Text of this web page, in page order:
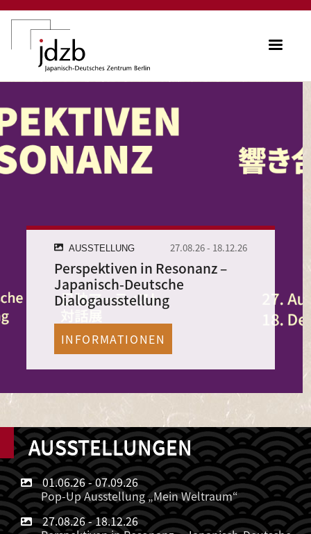
Direkt zum Inhalt
AUSSTELLUNG 27.08.26- 18.12.26
Perspektiven in Resonanz –
Japanisch-Deutsche
Dialogausstellung
INFORMATIONEN
AUSSTELLUNGEN
01.06.26-07.09.26
Pop-Up Ausstellung „Mein Weltraum“
27.08.26-18.12.26